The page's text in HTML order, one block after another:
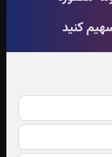
کنید
0بار
جزء 24